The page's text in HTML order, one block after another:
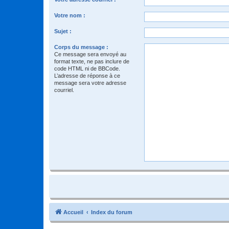
Votre nom :
Sujet :
Corps du message :
Ce message sera envoyé au
format texte, ne pas inclure de
code HTML ni de BBCode.
L’adresse de réponse à ce
message sera votre adresse
courriel.
Accueil Index du forum